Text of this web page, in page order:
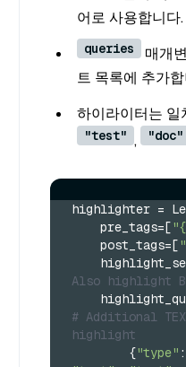
어로 사용합니다.
queries 매개
트 목록에 추가
하이라이터는 일
"test" , "doc"
highlighter =
    pre_tags=[
    post_tags=[
Also highlight
# Additional
highlight
        {
"type" :